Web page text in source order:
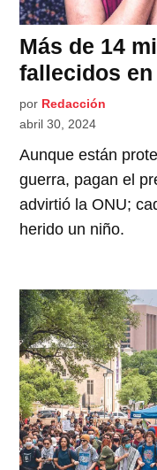
Más de 14
fallecidos en
por Redacción
abril 30, 2024
Aunque están
guerra, pagan el
advirtió la ONU;
herido un niño.